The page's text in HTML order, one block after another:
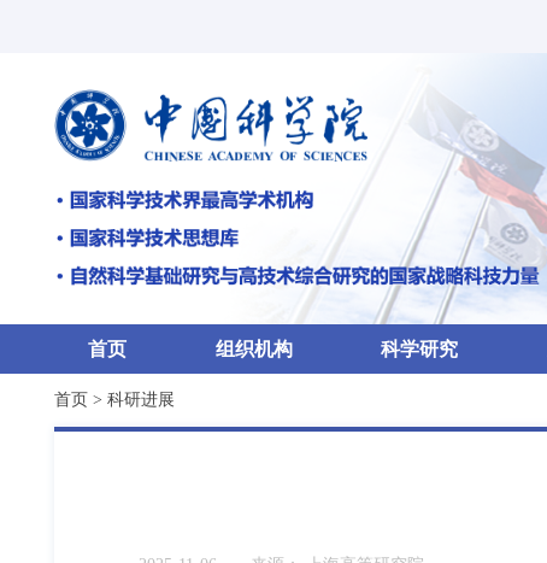
首页 组织机构 科学研究
首页 > 科研进展